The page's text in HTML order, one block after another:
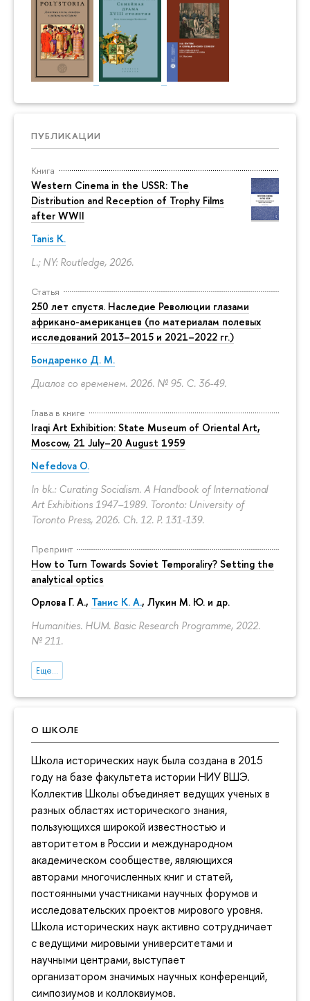
ПУБЛИКАЦИИ
Книга
Western Cinema in the USSR: The
Distribution and Reception of Trophy Films
after WWII
Tanis K.
L.; NY: Routledge, 2026.
Статья
250 лет спустя. Наследие Революции глазами
африкано-американцев (по материалам полевых
исследований 2013–2015 и 2021–2022 гг.)
Бондаренко Д. М.
Диалог со временем. 2026. № 95. С. 36-49.
Глава в книге
Iraqi Art Exhibition: State Museum of Oriental Art,
Moscow, 21 July–20 August 1959
Nefedova O.
In bk.: Curating Socialism. A Handbook of International
Art Exhibitions 1947–1989. Toronto: University of
Toronto Press, 2026. Ch. 12. P. 131-139.
Препринт
How to Turn Towards Soviet Temporaliry? Setting the
analytical optics
Орлова Г. А., Танис К. А., Лукин М. Ю. и др.
Humanities. HUM. Basic Research Programme, 2022.
№ 211.
Еще...
О ШКОЛЕ
Школа исторических наук была создана в 2015
году на базе факультета истории НИУ ВШЭ.
Коллектив Школы объединяет ведущих ученых в
разных областях исторического знания,
пользующихся широкой известностью и
авторитетом в России и международном
академическом сообществе, являющихся
авторами многочисленных книг и статей,
постоянными участниками научных форумов и
исследовательских проектов мирового уровня.
Школа исторических наук активно сотрудничает
с ведущими мировыми университетами и
научными центрами, выступает
организатором значимых научных конференций,
симпозиумов и коллоквиумов.